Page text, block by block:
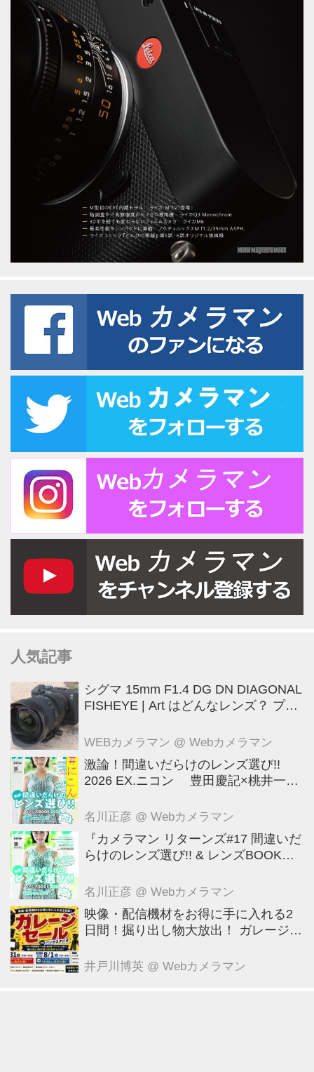
人気記事
シグマ 15mm F1.4 DG DN DIAGONAL
FISHEYE | Art はどんなレンズ？ プロ
WEBカメラマン @ Webカメラマン
激論！間違いだらけのレンズ選び!!
2026 EX.ニコン 豊田慶記×桃井一至
名川正彦 @ Webカメラマン
『カメラマン リターンズ#17 間違いだ
らけのレンズ選び!! & レンズBOOK
名川正彦 @ Webカメラマン
映像・配信機材をお得に手に入れる2
日間！掘り出し物大放出！ ガレージセ
区） 7月31日～8月1日
井戸川博英 @ Webカメラマン